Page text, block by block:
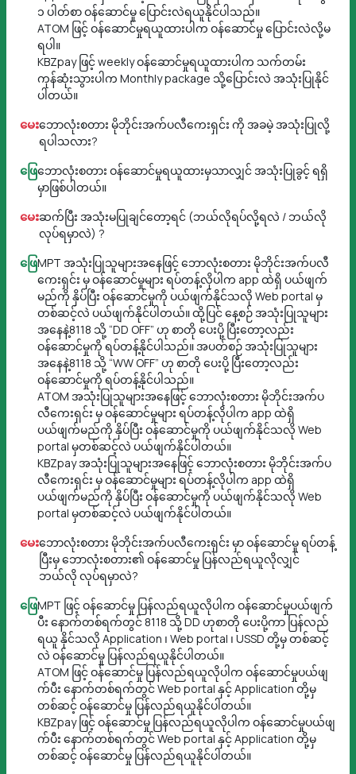
၁ ပါတ်စာ ဝန်ဆောင်မှု ပြောင်းလဲရယူနိုင်ပါသည်။
ATOM ဖြင့် ဝန်ဆောင်မှုရယူထားပါက ဝန်ဆောင်မှု ပြောင်းလဲလို့မ
ရပါ။
KBZpay ဖြင့် weekly ဝန်ဆောင်မှုရယူထားပါက သက်တမ်း
ကုန်ဆုံးသွားပါက Monthly package သို့ပြောင်းလဲ အသုံးပြုနိုင်
ပါတယ်။
မေးဘောလုံးစတား မိုဘိုင်းအက်ပလီကေးရှင်း ကို အခမဲ့ အသုံးပြုလို့
ရပါသလား?
ဖြေဘောလုံးစတား ဝန်ဆောင်မှုရယူထားမှသာလျှင် အသုံးပြုခွင့် ရရှိ
မှာဖြစ်ပါတယ်။
မေးဆက်ပြီး အသုံးမပြုချင်တော့ရင် (ဘယ်လိုရပ်လို့ရလဲ / ဘယ်လို
လုပ်ရမှာလဲ) ?
ဖြေMPT အသုံးပြုသူများအနေဖြင့် ဘောလုံးစတား မိုဘိုင်းအက်ပလီ
ကေးရှင်း မှ ဝန်ဆောင်မှုများ ရပ်တန့်လိုပါက app ထဲရှိ ပယ်ဖျက်
မည်ကို နှိပ်ပြီး ဝန်ဆောင်မှုကို ပယ်ဖျက်နိုင်သလို Web portal မှ
တစ်ဆင့်လဲ ပယ်ဖျက်နိုင်ပါတယ်။ ထို့ပြင် နေ့စဉ် အသုံးပြုသူများ
အနေနဲ့8118 သို့ “DD OFF” ဟု စာတို ပေးပို့ ပြီးတော့လည်း
ဝန်ဆောင်မှုကို ရပ်တန့်နိုင်ပါသည်။ အပတ်စဉ် အသုံးပြုသူများ
အနေနဲ့8118 သို့ “WW OFF” ဟု စာတို ပေးပို့ ပြီးတော့လည်း
ဝန်ဆောင်မှုကို ရပ်တန့်နိုင်ပါသည်။
ATOM အသုံးပြုသူများအနေဖြင့် ဘောလုံးစတား မိုဘိုင်းအက်ပ
လီကေးရှင်း မှ ဝန်ဆောင်မှုများ ရပ်တန့်လိုပါက app ထဲရှိ
ပယ်ဖျက်မည်ကို နှိပ်ပြီး ဝန်ဆောင်မှုကို ပယ်ဖျက်နိုင်သလို Web
portal မှတစ်ဆင့်လဲ ပယ်ဖျက်နိုင်ပါတယ်။
KBZpay အသုံးပြုသူများအနေဖြင့် ဘောလုံးစတား မိုဘိုင်းအက်ပ
လီကေးရှင်း မှ ဝန်ဆောင်မှုများ ရပ်တန့်လိုပါက app ထဲရှိ
ပယ်ဖျက်မည်ကို နှိပ်ပြီး ဝန်ဆောင်မှုကို ပယ်ဖျက်နိုင်သလို Web
portal မှတစ်ဆင့်လဲ ပယ်ဖျက်နိုင်ပါတယ်။
မေးဘောလုံးစတား မိုဘိုင်းအက်ပလီကေးရှင်း မှာ ဝန်ဆောင်မှု ရပ်တန့်
ပြီးမှ ဘောလုံးစတား၏ ဝန်ဆောင်မှု ပြန်လည်ရယူလိုလျှင်
ဘယ်လို လုပ်ရမှာလဲ?
ဖြေMPT ဖြင့် ဝန်ဆောင်မှု ပြန်လည်ရယူလိုပါက ဝန်ဆောင်မှုပယ်ဖျက်
ပီး နောက်တစ်ရက်တွင် 8118 သို့ DD ဟုစာတို ပေးပို့ကာ ပြန်လည်
ရယူ နိုင်သလို Application ၊ Web portal ၊ USSD တို့မှ တစ်ဆင့်
လဲ ဝန်ဆောင်မှု ပြန်လည်ရယူနိုင်ပါတယ်။
ATOM ဖြင့် ဝန်ဆောင်မှု ပြန်လည်ရယူလိုပါက ဝန်ဆောင်မှုပယ်ဖျ
က်ပီး နောက်တစ်ရက်တွင် Web portal နှင့် Application တို့မှ
တစ်ဆင့် ဝန်ဆောင်မှု ပြန်လည်ရယူနိုင်ပါတယ်။
KBZpay ဖြင့် ဝန်ဆောင်မှု ပြန်လည်ရယူလိုပါက ဝန်ဆောင်မှုပယ်ဖျ
က်ပီး နောက်တစ်ရက်တွင် Web portal နှင့် Application တို့မှ
တစ်ဆင့် ဝန်ဆောင်မှု ပြန်လည်ရယူနိုင်ပါတယ်။